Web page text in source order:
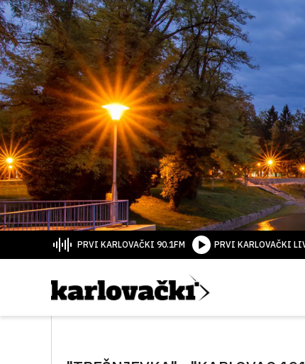
PRVI KARLOVAČKI 90.1FM PRVI KARLOVAČKI